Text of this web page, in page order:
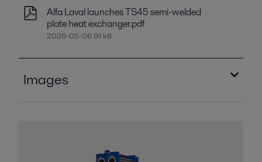
Alfa Laval launches TS45 semi-welded
plate heat exchanger.pdf
2026-05-06 91 kB
Images